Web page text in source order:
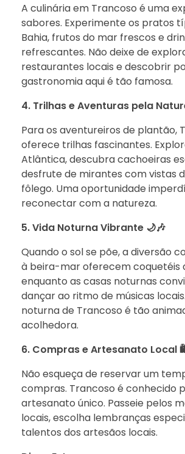
A culinária em Trancoso é uma
sabores. Experimente os pratos
Bahia, frutos do mar frescos e
refrescantes. Não deixe de
restaurantes locais e descobrir
gastronomia aqui é tão famosa.
4. Trilhas e Aventuras pela
Para os aventureiros de plantão,
oferece trilhas fascinantes.
Atlântica, descubra cachoeiras
desfrute de mirantes com vistas
fôlego. Uma oportunidade
reconectar com a natureza.
5. Vida Noturna Vibrante 🌙🎶
Quando o sol se põe, a diversão
à beira-mar oferecem coquetéis
enquanto as casas noturnas
dançar ao ritmo de músicas
noturna de Trancoso é tão
acolhedora.
6. Compras e Artesanato Local
Não esqueça de reservar um
compras. Trancoso é conhecido
artesanato único. Passeie pelos
locais, escolha lembranças
talentos dos artesãos locais.